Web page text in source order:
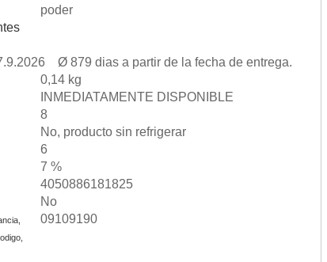
poder
Ø 879 dias a partir de la fecha de entrega.
0,14 kg
INMEDIATAMENTE DISPONIBLE
8
No, producto sin refrigerar
6
7 %
4050886181825
No
09109190